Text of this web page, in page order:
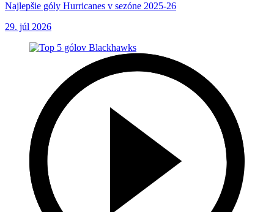
Najlepšie góly Hurricanes v sezóne 2025-26
29. júl 2026